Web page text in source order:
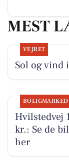
MEST
VEJRET
Sol og vind
BOLIGMARKED
Hvilstedvej
kr.: Se de
her